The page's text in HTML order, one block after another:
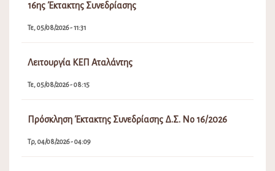
16ης Έκτακτης Συνεδρίασης
Τε, 05/08/2026 - 11:31
Λειτουργία ΚΕΠ Αταλάντης
Τε, 05/08/2026 - 08:15
Πρόσκληση Έκτακτης Συνεδρίασης Δ.Σ. Νο 16/2026
Τρ, 04/08/2026 - 04:09